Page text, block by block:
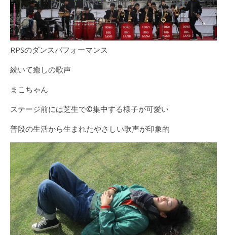
RPSのダンスパフォーマンス
続いて癒しの歌声
まこちゃん
ステージ前には芝生で©集中する様子が可愛い
普段の生活から生まれたやさしい歌声が印象的